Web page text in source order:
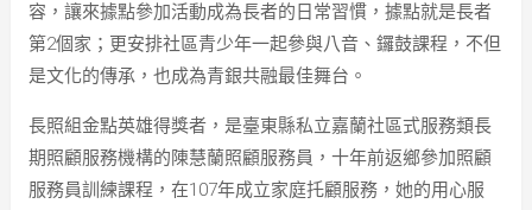
容，讓來據點參加活動成為長者的日常習慣，據點就是長者
第2個家；更安排社區青少年一起參與八音、鑼鼓課程，不但
是文化的傳承，也成為青銀共融最佳舞台。
長照組金點英雄得獎者，是臺東縣私立嘉蘭社區式服務類長
期照顧服務機構的陳慧蘭照顧服務員，十年前返鄉參加照顧
服務員訓練課程，在107年成立家庭托顧服務，她的用心服